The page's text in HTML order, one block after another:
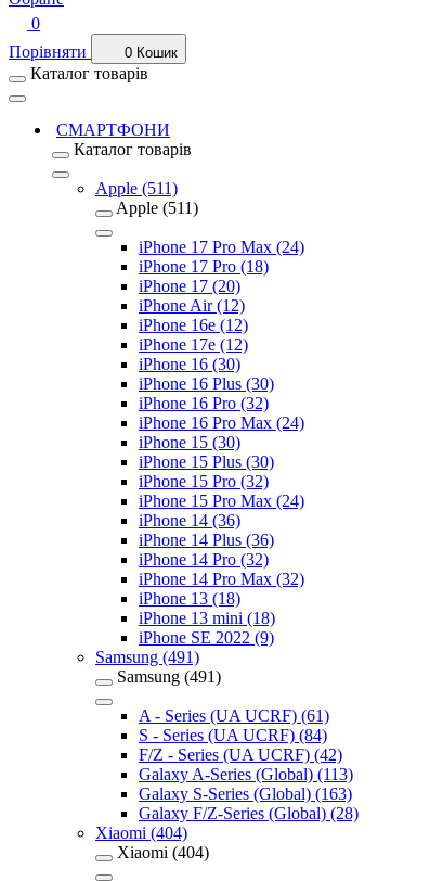
0
Порівняти
0 Кошик
Каталог товарів
СМАРТФОНИ
Каталог товарів
Apple (511)
Apple (511)
iPhone 17 Pro Max (24)
iPhone 17 Pro (18)
iPhone 17 (20)
iPhone Air (12)
iPhone 16e (12)
iPhone 17e (12)
iPhone 16 (30)
iPhone 16 Plus (30)
iPhone 16 Pro (32)
iPhone 16 Pro Max (24)
iPhone 15 (30)
iPhone 15 Plus (30)
iPhone 15 Pro (32)
iPhone 15 Pro Max (24)
iPhone 14 (36)
iPhone 14 Plus (36)
iPhone 14 Pro (32)
iPhone 14 Pro Max (32)
iPhone 13 (18)
iPhone 13 mini (18)
iPhone SE 2022 (9)
Samsung (491)
Samsung (491)
A - Series (UA UCRF) (61)
S - Series (UA UCRF) (84)
F/Z - Series (UA UCRF) (42)
Galaxy A-Series (Global) (113)
Galaxy S-Series (Global) (163)
Galaxy F/Z-Series (Global) (28)
Xiaomi (404)
Xiaomi (404)